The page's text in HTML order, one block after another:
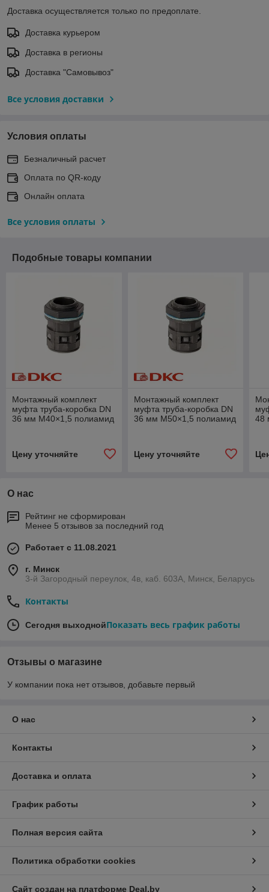
Доставка осуществляется только по предоплате.
Доставка курьером
Доставка в регионы
Доставка "Самовывоз"
Все условия доставки
Условия оплаты
Безналичный расчет
Оплата по QR-коду
Онлайн оплата
Все условия оплаты
Подобные товары компании
Монтажный комплект
муфта труба-коробка DN
36 мм M40×1,5 полиамид
Цену уточняйте
Монтажный комплект
муфта труба-коробка DN
36 мм M50×1,5 полиамид
Цену уточняйте
48
О нас
Рейтинг не сформирован
Менее 5 отзывов за последний год
Работает с 11.08.2021
г. Минск
3-й Загородный переулок, 4в, каб. 603А, Минск, Беларусь
Контакты
Сегодня выходнойПоказать весь график работы
Отзывы о магазине
У компании пока нет отзывов, добавьте первый
О нас
Контакты
Доставка и оплата
График работы
Полная версия сайта
Политика обработки cookies
Сайт создан на платформе Deal.by